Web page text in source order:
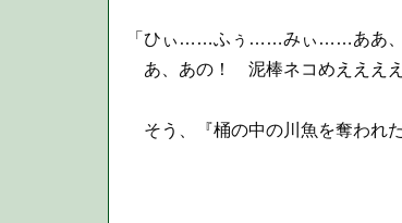
「ひぃ……ふぅ……みぃ……ああ、
あ、あの！ 泥棒ネコめええええ
そう、『桶の中の川魚を奪われ